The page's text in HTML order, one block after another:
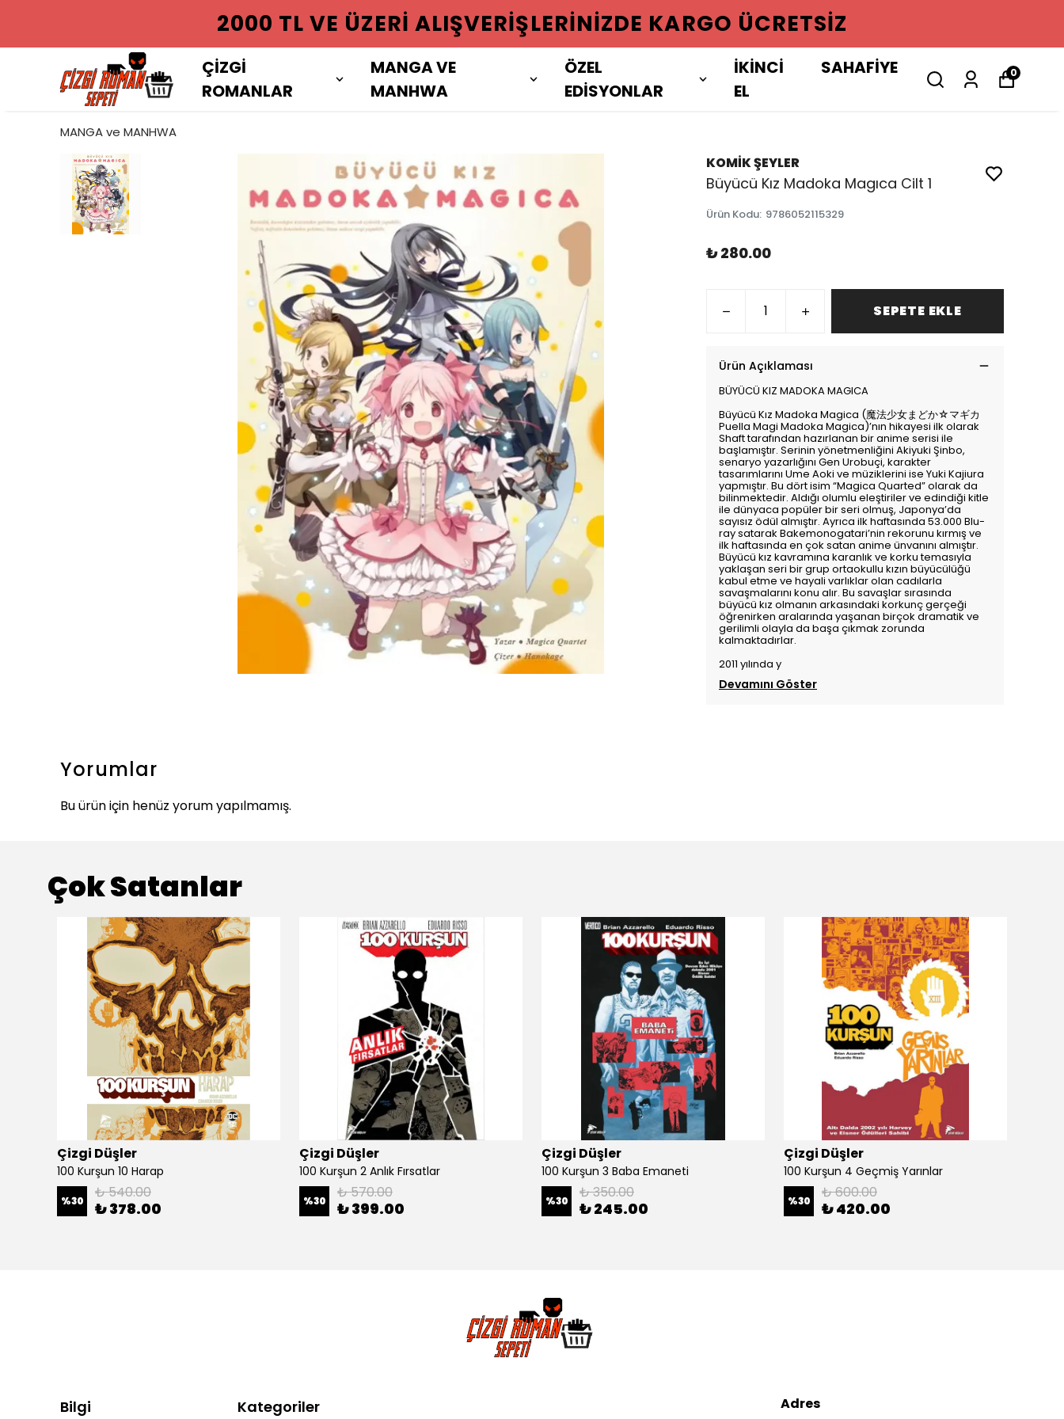
2000 TL VE ÜZERI ALIŞVERIŞLERINIZDE KARGO ÜCRETSIZ
ÇİZGİ
ROMANLAR
MANGA VE
MANHWA
ÖZEL
EDİSYONLAR
İKİNCİ
EL
SAHAFİYE 0
MANGA ve MANHWA
KOMİK ŞEYLER
Büyücü Kız Madoka Magıca Cilt 1
Ürün Kodu: 9786052115329
₺ 280.00
SEPETE EKLE
Ürün Açıklaması
BÜYÜCÜ KIZ MADOKA MAGICA
Büyücü Kız Madoka Magica (魔法少女まどか☆マギカ
Puella Magi Madoka Magica)’nın hikayesi ilk olarak
Shaft tarafından hazırlanan bir anime serisi ile
başlamıştır. Serinin yönetmenliğini Akiyuki Şinbo,
senaryo yazarlığını Gen Urobuçi, karakter
tasarımlarını Ume Aoki ve müziklerini ise Yuki Kajiura
yapmıştır. Bu dört isim “Magica Quarted” olarak da
bilinmektedir. Aldığı olumlu eleştiriler ve edindiği kitle
ile dünyaca popüler bir seri olmuş, Japonya’da
sayısız ödül almıştır. Ayrıca ilk haftasında 53.000 Blu-
ray satarak Bakemonogatari’nin rekorunu kırmış ve
ilk haftasında en çok satan anime ünvanını almıştır.
Büyücü kız kavramına karanlık ve korku temasıyla
yaklaşan seri bir grup ortaokullu kızın büyücülüğü
kabul etme ve hayali varlıklar olan cadılarla
savaşmalarını konu alır. Bu savaşlar sırasında
büyücü kız olmanın arkasındaki korkunç gerçeği
öğrenirken aralarında yaşanan birçok dramatik ve
gerilimli olayla da başa çıkmak zorunda
kalmaktadırlar.
2011 yılında y
Devamını Göster
Yorumlar
Bu ürün için henüz yorum yapılmamış.
Çok Satanlar
Çizgi Düşler
100 Kurşun 10 Harap
%30 ₺ 540.00
₺ 378.00
Çizgi Düşler
100 Kurşun 2 Anlık Fırsatlar
%30 ₺ 570.00
₺ 399.00
Çizgi Düşler
100 Kurşun 3 Baba Emaneti
%30 ₺ 350.00
₺ 245.00
Çizgi Düşler
100 Kurşun 4 Geçmiş Yarınlar
%30 ₺ 600.00
₺ 420.00
Bilgi Kategoriler Adres